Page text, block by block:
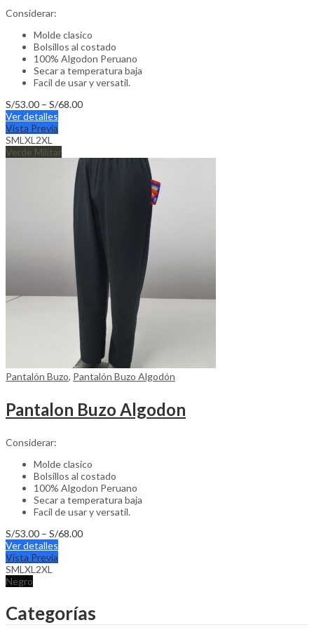
Considerar:
Molde clasico
Bolsillos al costado
100% Algodon Peruano
Secar a temperatura baja
Facil de usar y versatil.
S/53.00 – S/68.00Price
Ver detalles
multiple
variants.
The
options
may
chosen
product
page
Vista Previa
SML XL 2XL
Verde Militar
Pantalón Buzo, Pantalón Buzo Algodón
Pantalon Buzo Algodon
Considerar:
Molde clasico
Bolsillos al costado
100% Algodon Peruano
Secar a temperatura baja
Facil de usar y versatil.
S/53.00 – S/68.00Price
Ver detalles
The
options
Vista Previa
SML XL 2XL
Negro
Categorías